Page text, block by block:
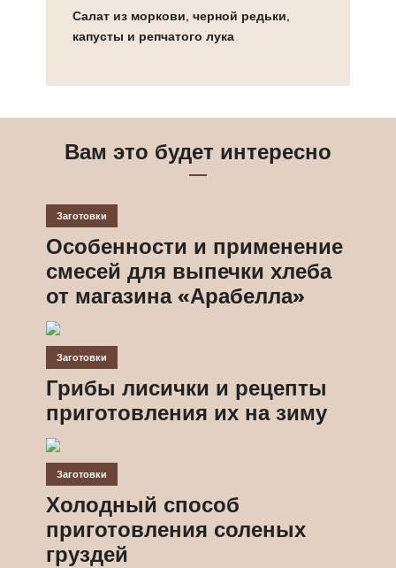
Салат из моркови, черной редьки,
капусты и репчатого лука
Вам это будет интересно
Заготовки
Особенности и применение
смесей для выпечки хлеба
от магазина «Арабелла»
Заготовки
Грибы лисички и рецепты
приготовления их на зиму
Заготовки
Холодный способ
приготовления соленых
груздей